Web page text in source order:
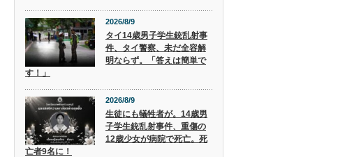
2026/8/9
タイ14歳男子学生銃乱射事
件、タイ警察、未だ全容解
明ならず。「答えは簡単で
す！」
2026/8/9
生徒にも犠牲者が。14歳男
子学生銃乱射事件、重傷の
12歳少女が病院で死亡。死
亡者9名に！